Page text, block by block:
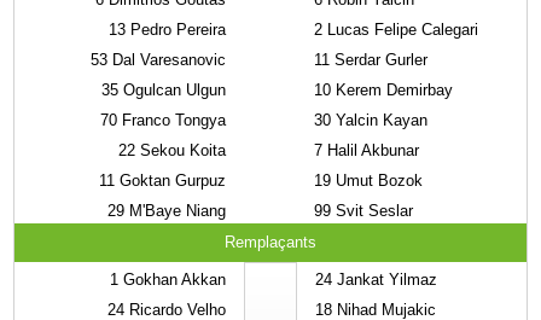
13 Pedro Pereira
53 Dal Varesanovic
35 Ogulcan Ulgun
70 Franco Tongya
22 Sekou Koita
11 Goktan Gurpuz
29 M'Baye Niang
2 Lucas Felipe Calegari
11 Serdar Gurler
10 Kerem Demirbay
30 Yalcin Kayan
7 Halil Akbunar
19 Umut Bozok
99 Svit Seslar
Remplaçants
1 Gokhan Akkan
24 Ricardo Velho
24 Jankat Yilmaz
18 Nihad Mujakic